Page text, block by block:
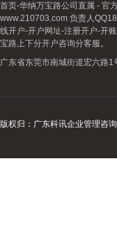
首页-华纳万宝路公司直属 - 官
www.210703.com 负责人
线开户-开户网址-注册开户-开
宝路上下分开户咨询分客服。
广东省东莞市南城街道宏六路1
版权归：广东科讯企业管理咨